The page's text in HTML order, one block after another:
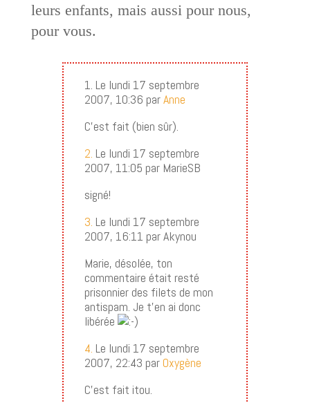
leurs enfants, mais aussi pour nous,
pour vous.
1. Le lundi 17 septembre
2007, 10:36 parAnne
C’est fait (bien sûr).
2. Le lundi 17 septembre
2007, 11:05 par MarieSB
signé!
3. Le lundi 17 septembre
2007, 16:11 par Akynou
Marie, désolée, ton
commentaire était resté
prisonnier des filets de mon
antispam. Je t’en ai donc
libérée
4. Le lundi 17 septembre
2007, 22:43 parOxygène
C’est fait itou.